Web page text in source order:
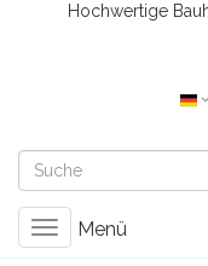
Hochwertige
Toggle
Menü